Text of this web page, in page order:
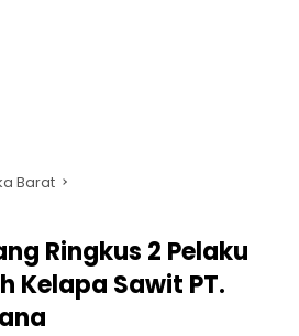
Barat
Ringkus 2 Pelaku
Kelapa Sawit PT.